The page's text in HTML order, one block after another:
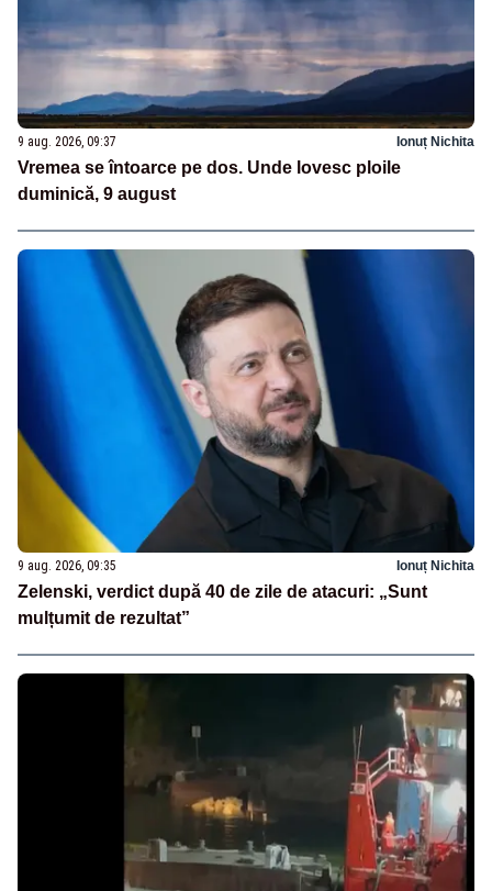
9 aug. 2026, 09:37 Ionuț Nichita
Vremea se întoarce pe dos. Unde lovesc ploile
duminică, 9 august
9 aug. 2026, 09:35 Ionuț Nichita
Zelenski, verdict după 40 de zile de atacuri: „Sunt
mulțumit de rezultat”